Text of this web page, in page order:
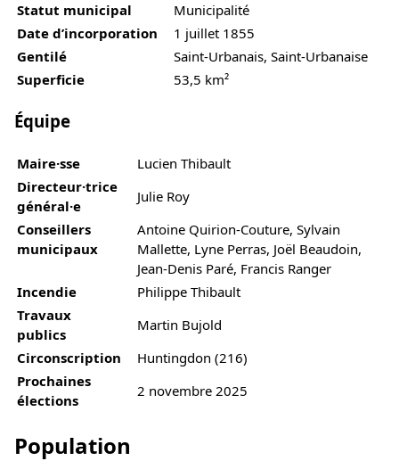
Statut municipal
Municipalité
Date d’incorporation
1 juillet 1855
Gentilé
Saint-Urbanais, Saint-Urbanaise
Superficie
53,5 km²
Équipe
Maire·sse
Lucien Thibault
Directeur·trice
général·e
Julie Roy
Conseillers
municipaux
Antoine Quirion-Couture, Sylvain
Mallette, Lyne Perras, Joël Beaudoin,
Jean-Denis Paré, Francis Ranger
Incendie
Philippe Thibault
Travaux
publics
Martin Bujold
Circonscription
Huntingdon (216)
Prochaines
élections
2 novembre 2025
Population